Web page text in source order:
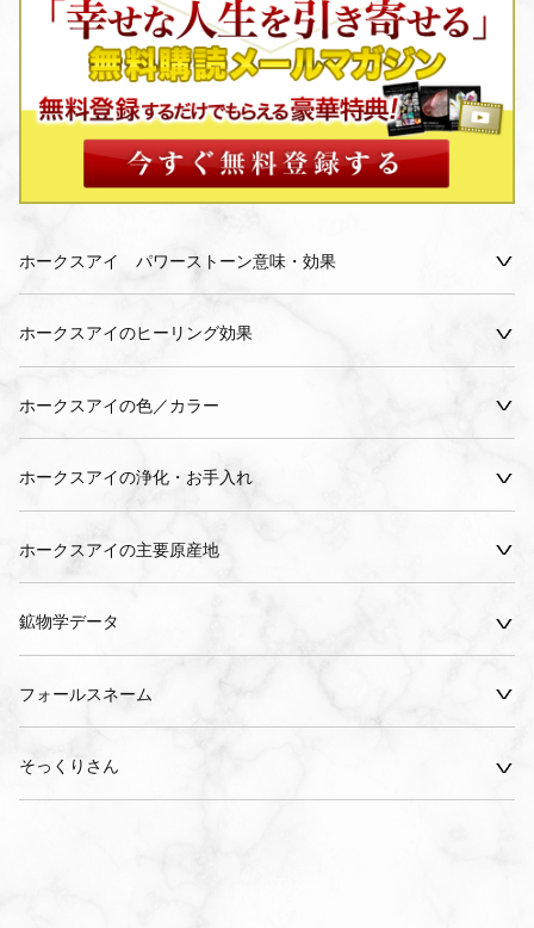
ホークスアイ パワーストーン意味・効果
ホークスアイのヒーリング効果
ホークスアイの色／カラー
ホークスアイの浄化・お手入れ
ホークスアイの主要原産地
鉱物学データ
フォールスネーム
そっくりさん